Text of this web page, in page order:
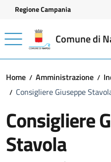
Vai ai contenuti
Vai al footer
Regione Campania
Comune di
Home Amministrazione
Consigliere Giuseppe
Consigliere
Stavola